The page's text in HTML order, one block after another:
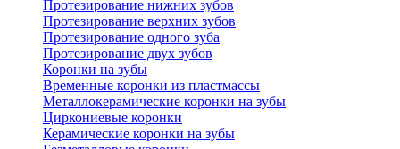
Протезирование нижних зубов
Протезирование верхних зубов
Протезирование одного зуба
Протезирование двух зубов
Коронки на зубы
Временные коронки из пластмассы
Металлокерамические коронки на зубы
Циркониевые коронки
Керамические коронки на зубы